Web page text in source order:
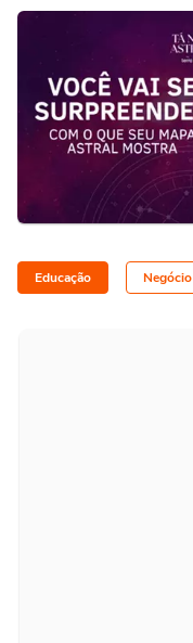
Educação Negócio